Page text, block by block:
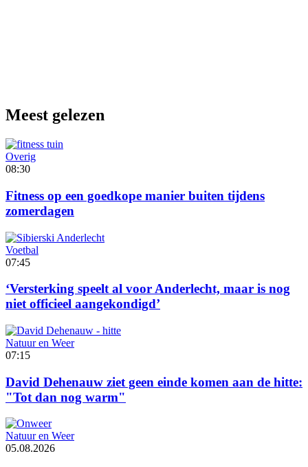
Meest gelezen
Overig
08:30
Fitness op een goedkope manier buiten tijdens
zomerdagen
Voetbal
07:45
‘Versterking speelt al voor Anderlecht, maar is nog
niet officieel aangekondigd’
Natuur en Weer
07:15
David Dehenauw ziet geen einde komen aan de hitte:
"Tot dan nog warm"
Natuur en Weer
05.08.2026